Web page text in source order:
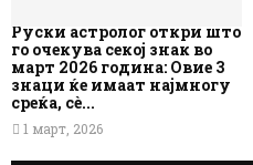
Руски астролог откри што
го очекува секој знак во
март 2026 година: Овие 3
знаци ќе имаат најмногу
среќа, сè...
1 март, 2026